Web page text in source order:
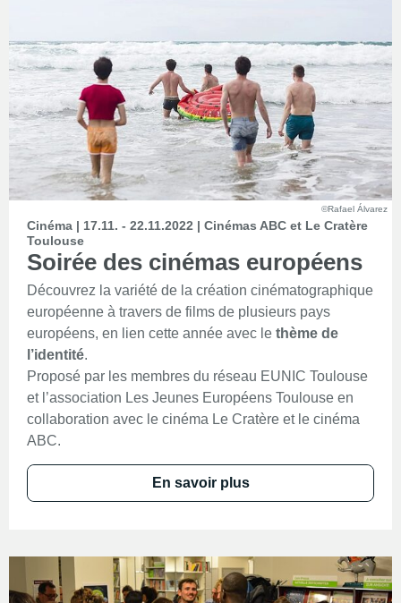
©Rafael Álvarez
Cinéma | 17.11. - 22.11.2022 | Cinémas ABC et Le Cratère
Toulouse
Soirée des cinémas européens
Découvrez la variété de la création cinématographique
européenne à travers de films de plusieurs pays
européens, en lien cette année avec le thème de
l’identité.
Proposé par les membres du réseau EUNIC Toulouse
et l’association Les Jeunes Européens Toulouse en
collaboration avec le cinéma Le Cratère et le cinéma
ABC.
En savoir plus